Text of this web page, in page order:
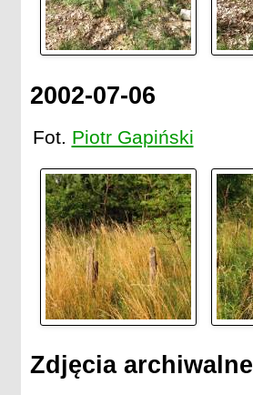
2002-07-06
Fot. Piotr Gapiński
Zdjęcia archiwalne